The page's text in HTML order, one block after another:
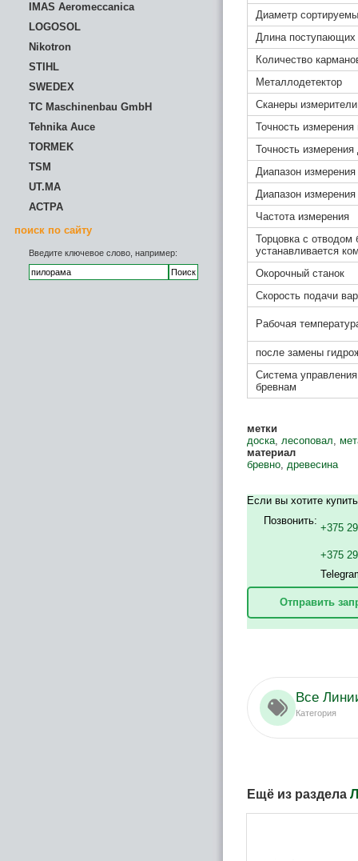
IMAS Aeromeccanica
LOGOSOL
Nikotron
STIHL
SWEDEX
TC Maschinenbau GmbH
Tehnika Auce
TORMEK
TSM
UT.MA
АСТРА
поиск по сайту
Введите ключевое слово, например:
Диаметр
Длина поступающих
Количество
Металлодетектор
Сканеры
Точность
Точность
Диапазон
Диапазон
Частота измерения
Торцовка с отводом
устанавливается
Окорочный станок
Скорость подачи
Рабочая
после замены
Система
бревнам
метки
доска, лесоповал,
материал
бревно, древесина
Если вы хотите
Позвонить:
+375
+375
Отправить
Все
Категория
Ещё из раздела